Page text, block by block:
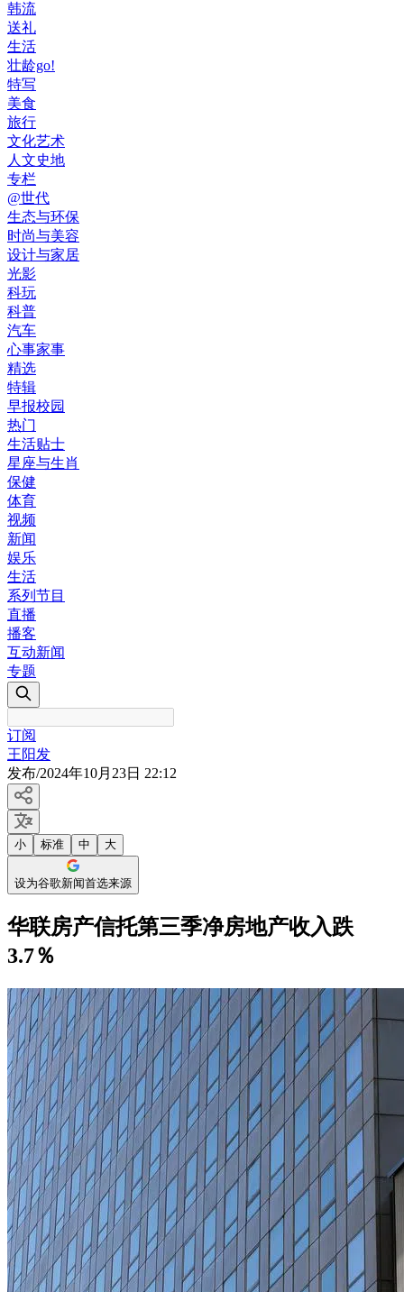
韩流
送礼
生活
壮龄go!
特写
美食
旅行
文化艺术
人文史地
专栏
@世代
生态与环保
时尚与美容
设计与家居
光影
科玩
科普
汽车
心事家事
精选
特辑
早报校园
热门
生活贴士
星座与生肖
保健
体育
视频
新闻
娱乐
生活
系列节目
直播
播客
互动新闻
专题
订阅
王阳发
发布/2024年10月23日 22:12
小 标准 中 大
设为谷歌新闻首选来源
华联房产信托第三季净房地产收入跌
3.7％